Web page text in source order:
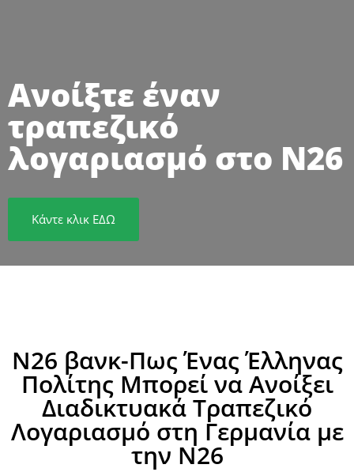
Ανοίξτε έναν
τραπεζικό
λογαριασμό στο N26
Κάντε κλικ ΕΔΩ
N26 βανκ-Πως Ένας Έλληνας
Πολίτης Μπορεί να Ανοίξει
Διαδικτυακά Τραπεζικό
Λογαριασμό στη Γερμανία με
την Ν26